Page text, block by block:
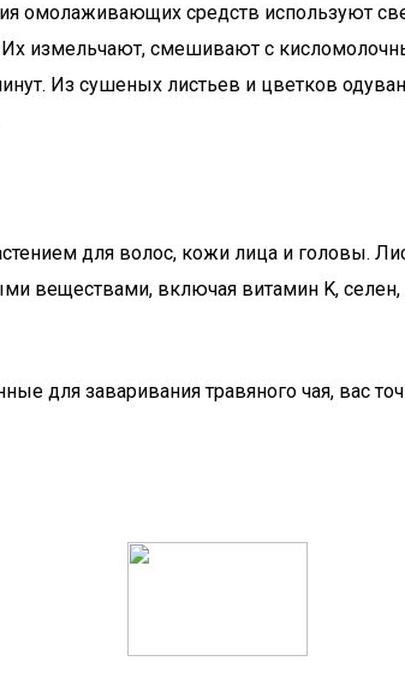
омолаживающих средств используют
измельчают, смешивают с
Из сушеных листьев и цветков
для волос, кожи лица и головы.
веществами, включая витамин K, селен,
для заваривания травяного чая, вас